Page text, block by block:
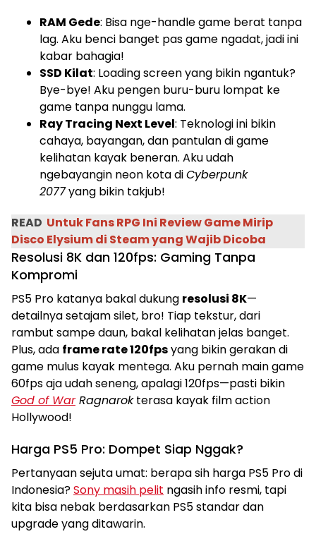
RAM Gede: Bisa nge-handle game berat tanpa
lag. Aku benci banget pas game ngadat, jadi ini
kabar bahagia!
SSD Kilat: Loading screen yang bikin ngantuk?
Bye-bye! Aku pengen buru-buru lompat ke
game tanpa nunggu lama.
Ray Tracing Next Level: Teknologi ini bikin
cahaya, bayangan, dan pantulan di game
kelihatan kayak beneran. Aku udah
ngebayangin neon kota diCyberpunk
2077yang bikin takjub!
READ Untuk Fans RPG Ini Review Game Mirip
Disco Elysium di Steam yang Wajib Dicoba
Resolusi 8K dan 120fps: Gaming Tanpa
Kompromi
PS5 Pro katanya bakal dukung resolusi 8K—
detailnya setajam silet, bro! Tiap tekstur, dari
rambut sampe daun, bakal kelihatan jelas banget.
Plus, ada frame rate 120fpsyang bikin gerakan di
game mulus kayak mentega. Aku pernah main game
60fps aja udah seneng, apalagi 120fps—pasti bikin
God of WarRagnarokterasa kayak film action
Hollywood!
Harga PS5 Pro: Dompet Siap Nggak?
Pertanyaan sejuta umat: berapa sih harga PS5 Pro di
Indonesia?Sony masih pelit ngasih info resmi, tapi
kita bisa nebak berdasarkan PS5 standar dan
upgrade yang ditawarin.